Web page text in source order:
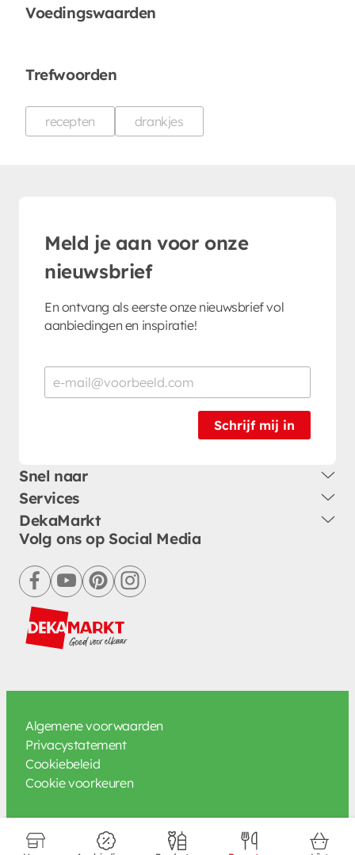
Voedingswaarden
Trefwoorden
recepten drankjes
Meld je aan voor onze
nieuwsbrief
En ontvang als eerste onze nieuwsbrief vol
aanbiedingen en inspiratie!
Schrijf mij in
Snel naar
Services
DekaMarkt
Volg ons op Social Media
facebookyoutubepinterestinstagram
Algemene voorwaarden
Privacystatement
Cookiebeleid
Cookie voorkeuren